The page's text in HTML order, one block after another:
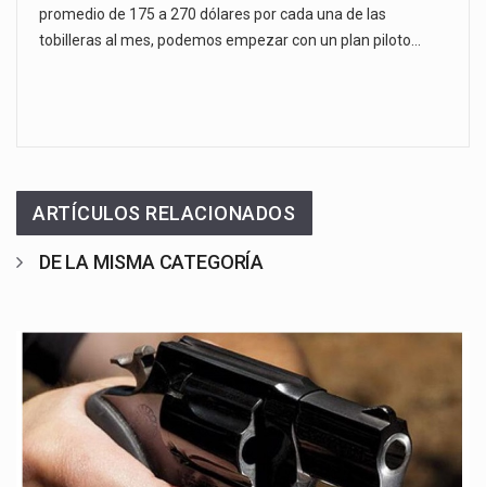
promedio de 175 a 270 dólares por cada una de las
tobilleras al mes, podemos empezar con un plan piloto…
ARTÍCULOS RELACIONADOS
DE LA MISMA CATEGORÍA